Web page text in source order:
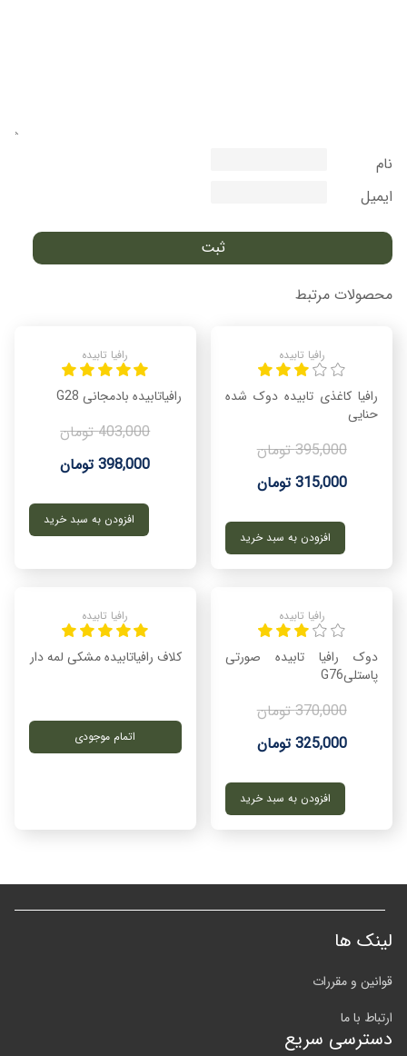
نام
ایمیل
محصولات مرتبط
رافیا تابیده
رافیا کاغذی تابیده دوک شده
حنایی
315,000 تومان
395,000 تومان
افزودن به سبد خرید
رافیا تابیده
رافیاتابیده بادمجانی G28
398,000 تومان
403,000 تومان
افزودن به سبد خرید
رافیا تابیده
دوک رافیا تابیده صورتی
پاستلیG76
325,000 تومان
370,000 تومان
افزودن به سبد خرید
رافیا تابیده
کلاف رافیاتابیده مشکی لمه دار
اتمام موجودی
لینک ها
قوانین و مقررات
ارتباط با ما
دسترسی سریع